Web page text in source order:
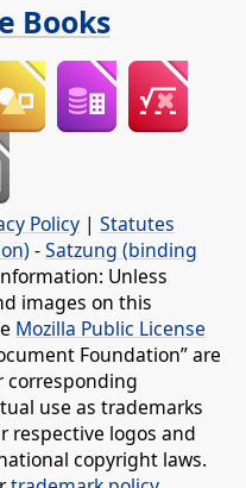
Books
Policy | Statutes
-Satzung (binding
Unless
images on this
Mozilla Public License
Foundation” are
corresponding
use as trademarks
respective logos and
copyright laws.